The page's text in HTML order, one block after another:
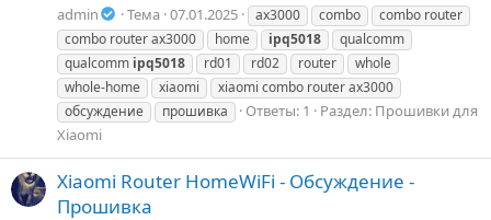
admin Тема 07.01.2025 ax3000 combo
combo router
combo router ax3000
home ipq5018
qualcomm
qualcomm ipq5018 rd01 rd02 router
whole
whole-home
xiaomi
xiaomi combo router ax3000
обсуждение
прошивка Ответы: 1 Раздел: Прошивки для
Xiaomi
Xiaomi Router HomeWiFi - Обсуждение -
Прошивка